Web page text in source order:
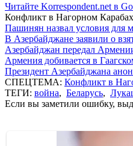
Читайте Korrespondent.net в
Конфликт в Нагорном
Пашинян назвал условия для
В Азербайджане заявили о
Азербайджан передал
Армения добивается в
Президент Азербайджана
СПЕЦТЕМА: Конфликт в
ТЕГИ: война, Беларусь,
Если вы заметили ошибку,